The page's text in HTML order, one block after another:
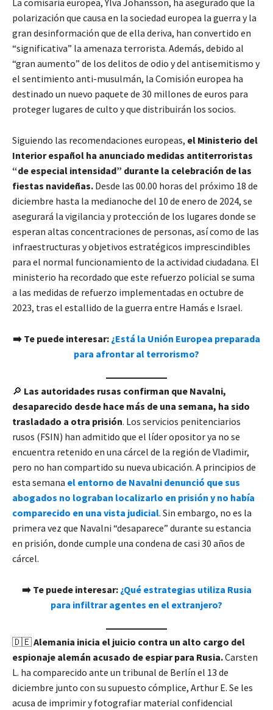
La comisaria europea, Ylva Johansson, ha asegurado que la
polarización que causa en la sociedad europea la guerra y la
gran desinformación que de ella deriva, han convertido en
“significativa” la amenaza terrorista. Además, debido al
“gran aumento” de los delitos de odio y del antisemitismo y
el sentimiento anti-musulmán, la Comisión europea ha
destinado un nuevo paquete de 30 millones de euros para
proteger lugares de culto y que distribuirán los socios.
Siguiendo las recomendaciones europeas, el Ministerio del
Interior español ha anunciado medidas antiterroristas
“de especial intensidad” durante la celebración de las
fiestas navideñas. Desde las 00.00 horas del próximo 18 de
diciembre hasta la medianoche del 10 de enero de 2024, se
asegurará la vigilancia y protección de los lugares donde se
esperan altas concentraciones de personas, así como de las
infraestructuras y objetivos estratégicos imprescindibles
para el normal funcionamiento de la actividad ciudadana. El
ministerio ha recordado que este refuerzo policial se suma
a las medidas de refuerzo implementadas en octubre de
2023, tras el estallido de la guerra entre Hamás e Israel.
➡️ Te puede interesar: ¿Está la Unión Europea preparada
para afrontar al terrorismo?
🔎 Las autoridades rusas confirman que Navalni,
desaparecido desde hace más de una semana, ha sido
trasladado a otra prisión. Los servicios penitenciarios
rusos (FSIN) han admitido que el líder opositor ya no se
encuentra retenido en una cárcel de la región de Vladimir,
pero no han compartido su nueva ubicación. A principios de
esta semana el entorno de Navalni denunció que sus
abogados no lograban localizarlo en prisión y no había
comparecido en una vista judicial. Sin embargo, no es la
primera vez que Navalni “desaparece” durante su estancia
en prisión, donde cumple una condena de casi 30 años de
cárcel.
➡️ Te puede interesar: ¿Qué estrategias utiliza Rusia
para infiltrar agentes en el extranjero?
🇩🇪Alemania inicia el juicio contra un alto cargo del
espionaje alemán acusado de espiar para Rusia.Carsten
L. ha comparecido ante un tribunal de Berlín el 13 de
diciembre junto con su supuesto cómplice, Arthur E. Se les
acusa de imprimir y fotografiar material confidencial